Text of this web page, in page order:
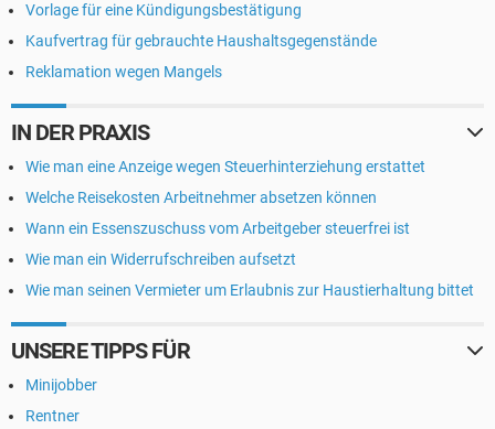
Vorlage für eine Kündigungsbestätigung
Kaufvertrag für gebrauchte Haushaltsgegenstände
Reklamation wegen Mangels
IN DER PRAXIS
Wie man eine Anzeige wegen Steuerhinterziehung erstattet
Welche Reisekosten Arbeitnehmer absetzen können
Wann ein Essenszuschuss vom Arbeitgeber steuerfrei ist
Wie man ein Widerrufschreiben aufsetzt
Wie man seinen Vermieter um Erlaubnis zur Haustierhaltung bittet
UNSERE TIPPS FÜR
Minijobber
Rentner